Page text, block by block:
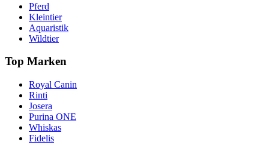
Pferd
Kleintier
Aquaristik
Wildtier
Top Marken
Royal Canin
Rinti
Josera
Purina ONE
Whiskas
Fidelis